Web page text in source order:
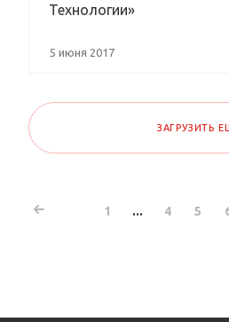
Технологии»
5 июня 2017
ЗАГРУЗИТЬ
1 ... 4 5